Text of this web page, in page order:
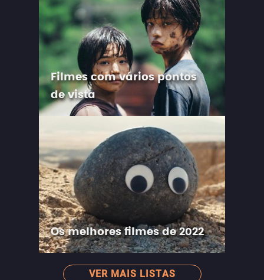
Filmes com vários pontos
de vista
Os melhores filmes de 2022
VER MAIS LISTAS